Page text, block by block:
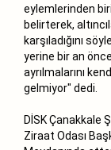
eylemlerinden
belirterek,
karşıladığını
yerine bir an önce
ayrılmalarını
gelmiyor" dedi.
DİSK Çanakkale
Ziraat Odası